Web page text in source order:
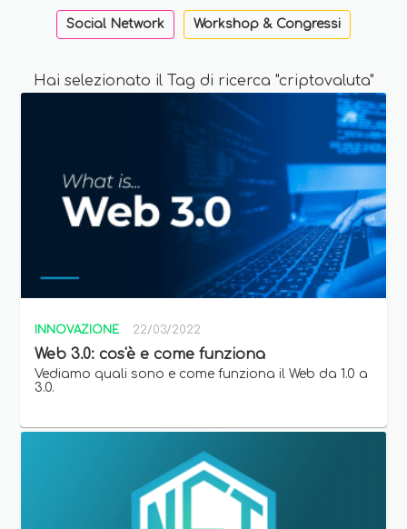
Social Network Workshop & Congressi
Hai selezionato il Tag di ricerca "criptovaluta"
INNOVAZIONE 22/03/2022
Web 3.0: cos'è e come funziona
Vediamo quali sono e come funziona il Web da 1.0 a
3.0.